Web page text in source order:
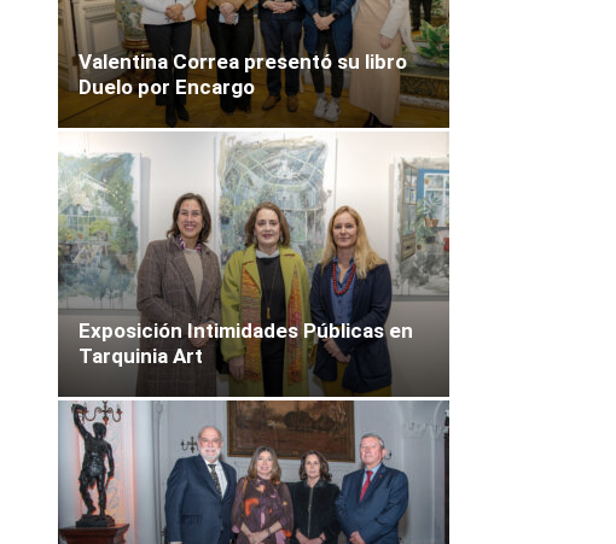
Valentina Correa presentó su libro
Duelo por Encargo
Exposición Intimidades Públicas en
Tarquinia Art